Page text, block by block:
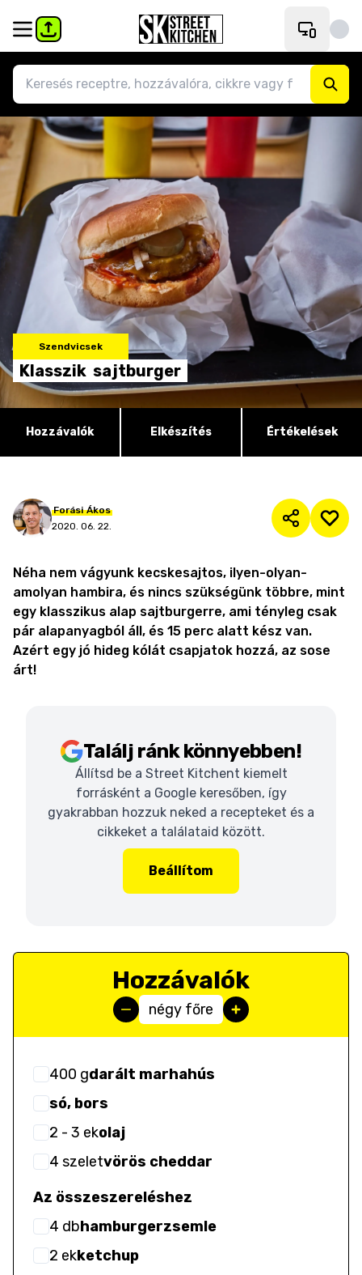
Szendvicsek
Klasszik sajtburger
Hozzávalók Elkészítés Értékelések
Forási Ákos
2020. 06. 22.
Néha nem vágyunk kecskesajtos, ilyen-olyan-
amolyan hambira, és nincs szükségünk többre, mint
egy klasszikus alap sajtburgerre, ami tényleg csak
pár alapanyagból áll, és 15 perc alatt kész van.
Azért egy jó hideg kólát csapjatok hozzá, az sose
árt!
Találj ránk könnyebben!
Állítsd be a Street Kitchent kiemelt
forrásként a Google keresőben, így
gyakrabban hozzuk neked a recepteket és a
cikkeket a találataid között.
Beállítom
Hozzávalók
négy főre
400 gdarált marhahús
só, bors
2 - 3 ekolaj
4 szeletvörös cheddar
Az összeszereléshez
4 dbhamburgerzsemle
2 ekketchup